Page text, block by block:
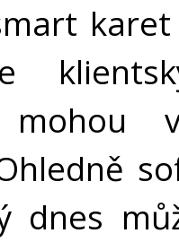
mohou
dnes